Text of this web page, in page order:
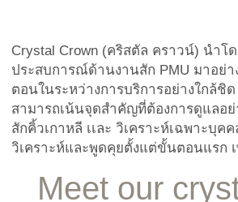
Crystal Crown (คริสตัล คราวน์) นำ
ประสบการณ์ด้านงานสัก PMU มาอย่
ตอนในระหว่างการบริการอย่างใกล้ชิ
สามารถเน้นจุดสำคัญที่ต้องการดูแลอ
สักคิ้วเกาหลี เเละ วิเคราะห์เฉพาะบุ
วิเคราะห์และพูดคุยตั้งแต่ขั้นตอนแรก
Meet our